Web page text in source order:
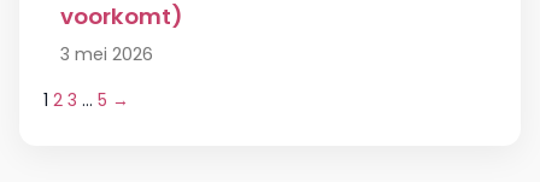
voorkomt)
3 mei 2026
Berichten
1 2 3 … 5 →